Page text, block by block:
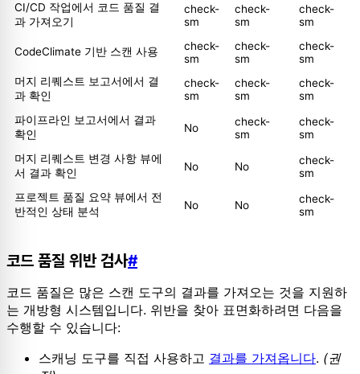
CI/CD 작업에서 코드 품질 결
과 가져오기
check-
sm
check-
sm
check-
sm
CodeClimate 기반 스캔 사용
check-
sm
check-
sm
check-
sm
머지 리퀘스트 보고서에서 결
과 확인
check-
sm
check-
sm
check-
sm
파이프라인 보고서에서 결과
확인
No
check-
sm
check-
sm
머지 리퀘스트 변경 사항 뷰에
서 결과 확인
No No
check-
sm
프로젝트 품질 요약 뷰에서 전
반적인 상태 분석
No No
check-
sm
코드 품질 위반 검사#
코드 품질은 많은 스캔 도구의 결과를 가져오는 것을 지원하
는 개방형 시스템입니다. 위반을 찾아 표면화하려면 다음을
수행할 수 있습니다:
스캐닝 도구를 직접 사용하고 결과를 가져옵니다. (권